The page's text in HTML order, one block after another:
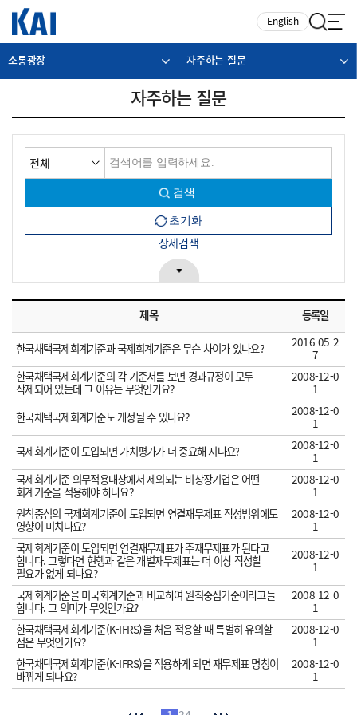
English
소통광장 자주하는 질문
자주하는 질문
상세검색
제목 등록일
한국채택국제회계기준과 국제회계기준은 무슨 차이가 있나요?
2016-05-2
7
한국채택국제회계기준의 각 기준서를 보면 경과규정이 모두
삭제되어 있는데 그 이유는 무엇인가요?
2008-12-0
1
한국채택국제회계기준도 개정될 수 있나요?
2008-12-0
1
국제회계기준이 도입되면 가치평가가 더 중요해 지나요?
2008-12-0
1
국제회계기준 의무적용대상에서 제외되는 비상장기업은 어떤
회계기준을 적용해야 하나요?
2008-12-0
1
원칙중심의 국제회계기준이 도입되면 연결재무제표 작성범위에도
영향이 미치나요?
2008-12-0
1
국제회계기준이 도입되면 연결재무제표가 주재무제표가 된다고
합니다. 그렇다면 현행과 같은 개별재무제표는 더 이상 작성할
필요가 없게 되나요?
2008-12-0
1
국제회계기준을 미국회계기준과 비교하여 원칙중심기준이라고들
합니다. 그 의미가 무엇인가요?
2008-12-0
1
한국채택국제회계기준(K-IFRS)을 처음 적용할 때 특별히 유의할
점은 무엇인가요?
2008-12-0
1
한국채택국제회계기준(K-IFRS)을 적용하게 되면 재무제표 명칭이
바뀌게 되나요?
2008-12-0
1